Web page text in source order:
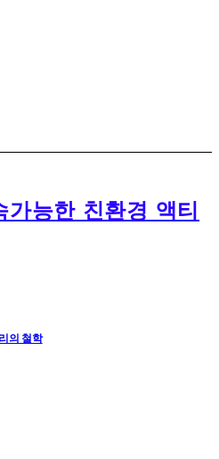
능한 친환경 액티
의 철학